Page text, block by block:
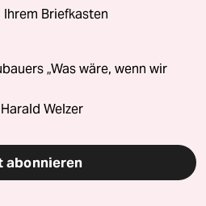
Briefkasten
„Was wäre, wenn wir
Welzer
abonnieren